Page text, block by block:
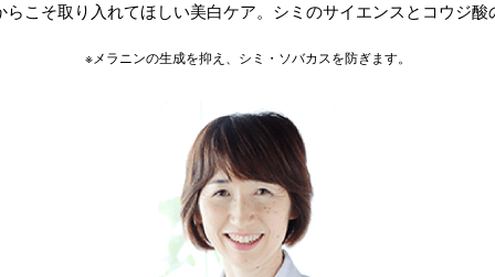
こそ取り入れてほしい美白ケア。 シミのサイエンスとコウジ酸
※メラニンの生成を抑え、シミ・ソバカスを防ぎます。